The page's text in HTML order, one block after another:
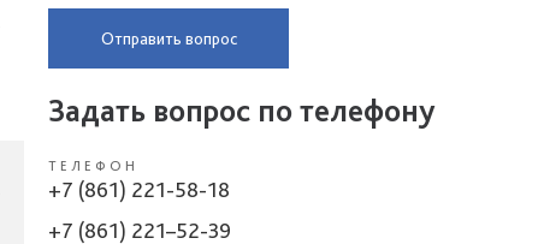
Отправить вопрос
Задать вопрос по телефону
ТЕЛЕФОН
+7 (861) 221-58-18
+7 (861) 221–52-39